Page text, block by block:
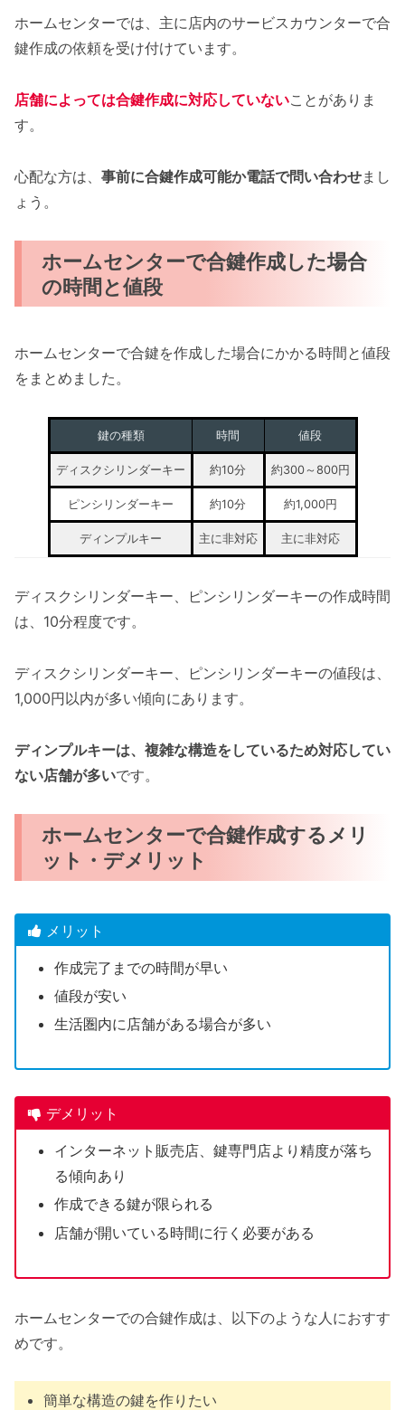
ホームセンターでは、主に店内のサービスカウンターで合
鍵作成の依頼を受け付けています。
店舗によっては合鍵作成に対応していないことがありま
す。
心配な方は、 事前に合鍵作成可能か電話で問い合わせまし
ょう。
ホームセンターで合鍵作成した場合
の時間と値段
ホームセンターで合鍵を作成した場合にかかる時間と値段
をまとめました。
鍵の種類 時間 値段
ディスクシリンダーキー 約10分 約300～800円
ピンシリンダーキー 約10分 約1,000円
ディンプルキー 主に非対応 主に非対応
ディスクシリンダーキー、ピンシリンダーキーの作成時間
は、10分程度です。
ディスクシリンダーキー、ピンシリンダーキーの値段は、
1,000円以内が多い傾向にあります。
ディンプルキーは、複雑な構造をしているため対応してい
ない店舗が多いです。
ホームセンターで合鍵作成するメリ
ット・デメリット
メリット
作成完了までの時間が早い
値段が安い
生活圏内に店舗がある場合が多い
デメリット
インターネット販売店、鍵専門店より精度が落ち
る傾向あり
作成できる鍵が限られる
店舗が開いている時間に行く必要がある
ホームセンターでの合鍵作成は、以下のような人におすす
めです。
簡単な構造の鍵を作りたい